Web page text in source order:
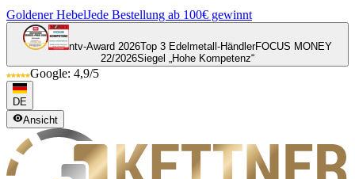
Goldener HebelJede Bestellung ab 100€ gewinnt
ntv-Award 2026Top 3 Edelmetall-HändlerFOCUS MONEY
22/2026Siegel „Hohe Kompetenz“
Google: 4,9/5
DE
Ansicht